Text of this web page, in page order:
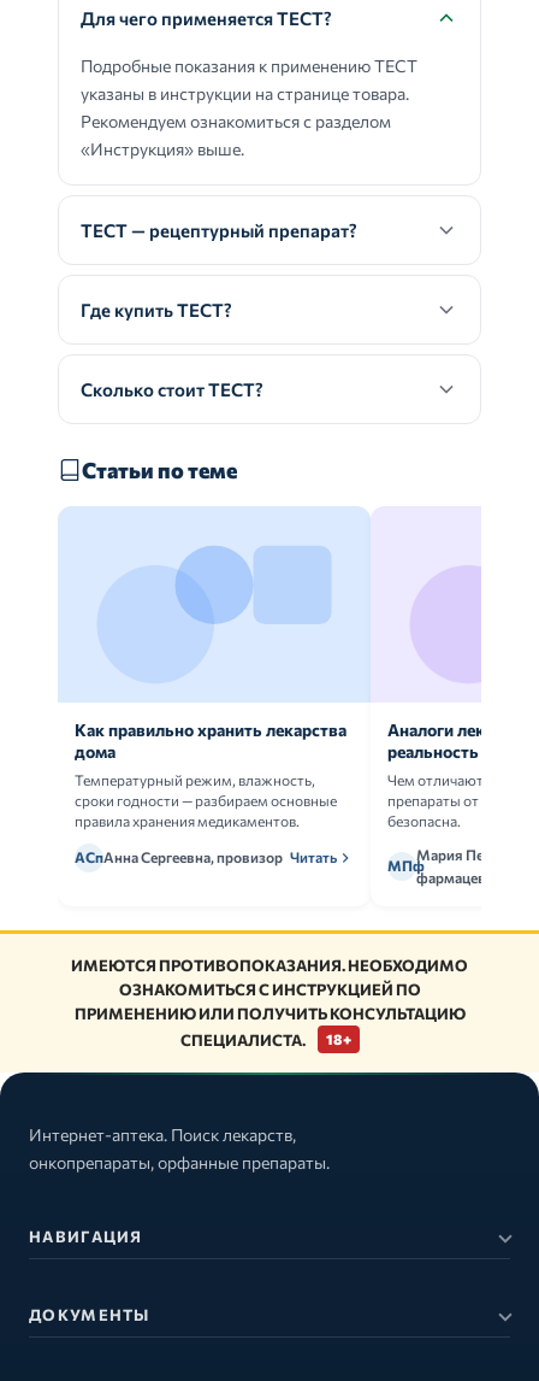
Для чего применяется ТЕСТ?
Подробные показания к применению ТЕСТ
указаны в инструкции на странице товара.
Рекомендуем ознакомиться с разделом
«Инструкция» выше.
ТЕСТ — рецептурный препарат?
Где купить ТЕСТ?
Сколько стоит ТЕСТ?
Статьи по теме
Как правильно хранить лекарства
дома
Температурный режим, влажность,
сроки годности — разбираем основные
правила хранения медикаментов.
АСпАнна Сергеевна, провизор Читать
Аналоги
реальность
Чем отличаются
препараты от
безопасна.
МПф
Мария Петрова,
фармацевт
ИМЕЮТСЯ ПРОТИВОПОКАЗАНИЯ. НЕОБХОДИМО
ОЗНАКОМИТЬСЯ С ИНСТРУКЦИЕЙ ПО
ПРИМЕНЕНИЮ ИЛИ ПОЛУЧИТЬ КОНСУЛЬТАЦИЮ
СПЕЦИАЛИСТА.
18+
Интернет-аптека. Поиск лекарств,
онкопрепараты, орфанные препараты.
НАВИГАЦИЯ
ДОКУМЕНТЫ